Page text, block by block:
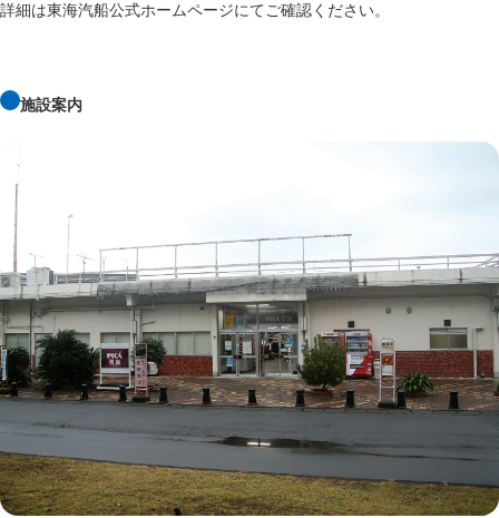
詳細は東海汽船公式ホームページにてご確認ください。
施設案内